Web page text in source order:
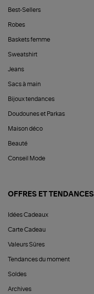
Best-Sellers
Robes
Baskets femme
Sweatshirt
Jeans
Sacs à main
Bijoux tendances
Doudounes et Parkas
Maison déco
Beauté
Conseil Mode
OFFRES ET TENDANCES
Idées Cadeaux
Carte Cadeau
Valeurs Sûres
Tendances du moment
Soldes
Archives